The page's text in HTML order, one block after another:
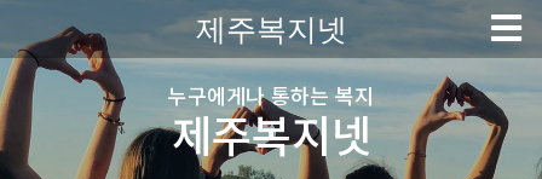
제주복지넷
누구에게나 통하는 복지
제주복지넷